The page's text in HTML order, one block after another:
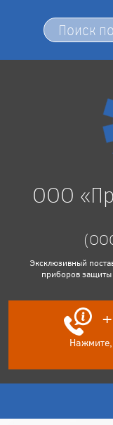
ООО
Эксклюзивный
приборов защиты